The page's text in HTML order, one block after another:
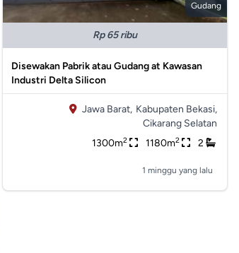
Gudang
Rp 65 ribu
Disewakan Pabrik atau Gudang at Kawasan
Industri Delta Silicon
Jawa Barat, Kabupaten Bekasi,
Cikarang Selatan
1300m2 1180m2 2
1 minggu yang lalu